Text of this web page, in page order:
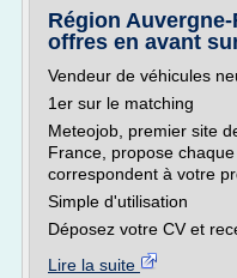
Région
offres en avant
Vendeur de véhicules
1er sur le matching
Meteojob, premier site
France, propose
correspondent à votre
Simple d'utilisation
Déposez votre CV et
Lire la suite